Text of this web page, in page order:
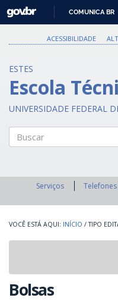
GOVBR
COMUNICA BR
ACESSIBILIDADE
ESTES
Escola
UNIVERSIDADE FEDERAL
Serviços Telefones
INÍCIO / TIPO
Bolsas